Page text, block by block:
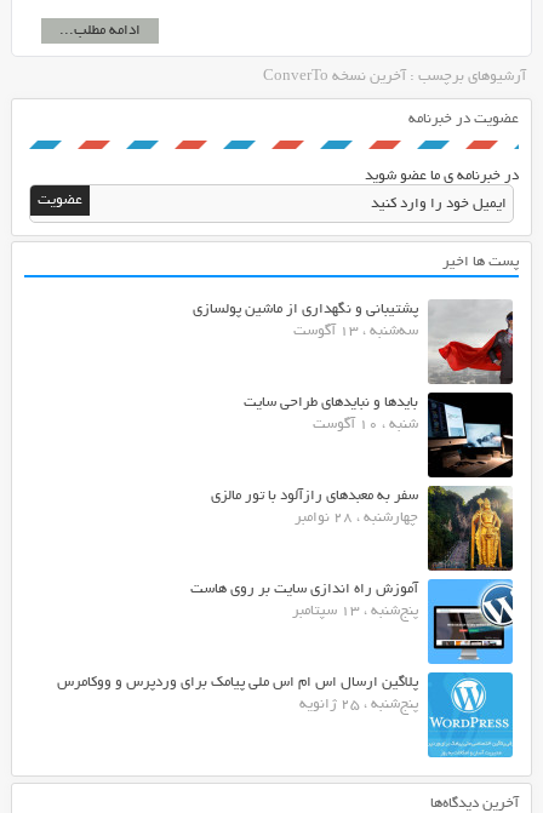
ادامه مطلب...
آرشیوهای برچسب : آخرین نسخه ConverTo
عضویت در خبرنامه
در خبرنامه ی ما عضو شوید
پست ها اخیر
پشتیبانی و نگهداری از ماشین پولسازی
سه‌شنبه ، 13 آگوست
بایدها و نبایدهای طراحی سایت
شنبه ، 10 آگوست
سفر به معبدهای رازآلود با تور مالزی
چهارشنبه ، 28 نوامبر
آموزش راه اندازی سایت بر روی هاست
پنج‌شنبه ، 13 سپتامبر
پلاگین ارسال اس ام اس ملی پیامک برای وردپرس و ووکامرس
پنج‌شنبه ، 25 ژانویه
آخرین دیدگاه‌ها